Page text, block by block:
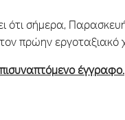
ότι σήμερα,
πρώην εργοταξιακό
έγγραφο.